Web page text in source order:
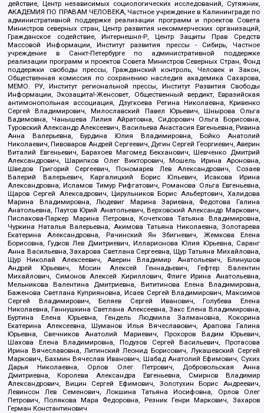
действие, Центр независимых социологических исследований, Сутяжник,
АКАДЕМИЯ ПО ПРАВАМ ЧЕЛОВЕКА, Частное учреждение в Калининграде по
административной поддержке реализации программ и проектов Совета
Министров северных стран, Центр развития некоммерческих организаций,
Гражданское содействие, Интернешнл-Р, Центр Защиты Прав Средств
Массовой Информации, Институт развития прессы - Сибирь, Частное
учреждение в Санкт-Петербурге по административной поддержке
реализации программ и проектов Совета Министров Северных Стран, Фонд
поддержки свободы прессы, Гражданский контроль, Человек и Закон,
Общественная комиссия по сохранению наследия академика Сахарова,
МЕМО. РУ, Институт региональной прессы, Институт Развития Свободы
Информации, Экозащита!-Женсовет, Общественный вердикт, Евразийская
антимонопольная ассоциация, Дзугкоева Регина Николаевна, Кривенко
Сергей Владимирович, Милославский Павел Юрьевич, Шнырова Ольга
Вадимовна, Чанышева Лилия Айратовна, Сидорович Ольга Борисовна,
Туровский Александр Алексеевич, Васильева Анастасия Евгеньевна, Ривина
Анна Валерьевна, Бурдина Юлия Владимировна, Бойко Анатолий
Николаевич, Пивоваров Андрей Сергеевич, Дугин Сергей Георгиевич, Аверин
Виталий Евгеньевич, Барахоев Магомед Бекханович, Шевченко Дмитрий
Александрович, Шарипков Олег Викторович, Мошель Ирина Ароновна,
Шведов Григорий Сергеевич, Пономарев Лев Александрович, Созаев
Валерий Валерьевич, Каргалицкий Борис Юльевич, Исакова Ирина
Александровна, Исламов Тимур Рифгатович, Романова Ольга Евгеньевна,
Щаров Сергей Алексадрович, Цирульников Борис Альбертович, Халидова
Марина Владимировна, Людевиг Марина Зариевна, Федотова Галина
Анатольевна, Паутов Юрий Анатольевич, Верховский Александр Маркович,
Пислакова-Паркер Марина Петровна, Кочеткова Татьяна Владимировна,
Чуркина Наталья Валерьевна, Акимова Татьяна Николаевна, Золотарева
Екатерина Александровна, Рачинский Ян Збигневич, Жемкова Елена
Борисовна, Гудков Лев Дмитриевич, Илларионова Юлия Юрьевна, Саранг
Анна Васильевна, Захарова Светлана Сергеевна, Щур Татьяна Михайловна,
Щур Николай Алексеевич, Аверин Владимир Анатольевич, Блинушов
Андрей Юрьевич, Мосин Алексей Геннадьевич, Гефтер Валентин
Михайлович, Симонов Алексей Кириллович, Флиге Ирина Анатольевна,
Мельникова Валентина Дмитриевна, Вититинова Елена Владимировна,
Баженова Светлана Куприяновна, Исаев Сергей Владимирович, Максимов
Сергей Владимирович, Беляев Сергей Иванович, Голубева Елена
Николаевна, Ганнушкина Светлана Алексеевна, Закс Елена Владимировна,
Буртина Елена Юрьевна, Гендель Людмила Залмановна, Кокорина
Екатерина Алексеевна, Шуманов Илья Вячеславович, Арапова Галина
Юрьевна, Свечников Анатолий Мариевич, Прохоров Вадим Юрьевич,
Шахова Елена Владимировна, Подузов Сергей Васильевич, Протасова
Ирина Вячеславовна, Литинский Леонид Борисович, Лукашевский Сергей
Маркович, Бахмин Вячеслав Иванович, Шабад Анатолий Ефимович, Сухих
Дарья Николаевна, Орлов Олег Петрович, Добровольская Анна
Дмитриевна, Королева Александра Евгеньевна, Смирнов Владимир
Александрович, Вицин Сергей Ефимович, Золотухин Борис Андреевич,
Левинсон Лев Семенович, Локшина Татьяна Иосифовна, Орлов Олег
Петрович, Полякова Мара Федоровна, Резник Генри Маркович, Захаров
Герман Константинович